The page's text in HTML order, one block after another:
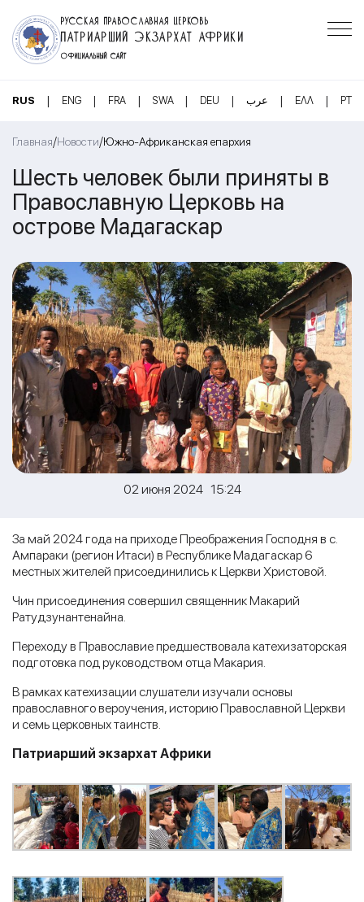
РУССКАЯ ПРАВОСЛАВНАЯ ЦЕРКОВЬ
ПАТРИАРШИЙ ЭКЗАРХАТ АФРИКИ
ОФИЦИАЛЬНЫЙ САЙТ
RUS | ENG | FRA | SWA | DEU | عرب | ΕΛΛ | PT
Главная/Новости/Южно-Африканская епархия
Шесть человек были приняты в
Православную Церковь на
острове Мадагаскар
02 июня 2024 15:24
За май 2024 года на приходе Преображения Господня в с.
Ампараки (регион Итаси) в Республике Мадагаскар 6
местных жителей присоединились к Церкви Христовой.
Чин присоединения совершил священник Макарий
Ратудзунантенайна.
Переходу в Православие предшествовала катехизаторская
подготовка под руководством отца Макария.
В рамках катехизации слушатели изучали основы
православного вероучения, историю Православной Церкви
и семь церковных таинств.
Патриарший экзархат Африки